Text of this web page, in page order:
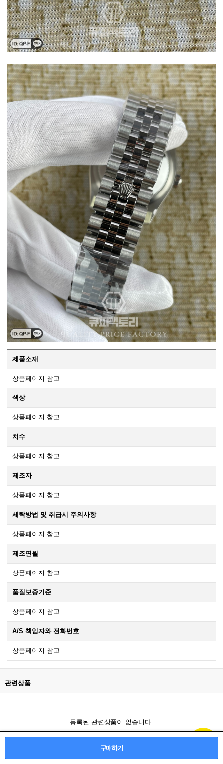
구매하기
제품소재
상품페이지 참고
색상
상품페이지 참고
치수
상품페이지 참고
제조자
상품페이지 참고
세탁방법 및 취급시 주의사항
상품페이지 참고
제조연월
상품페이지 참고
품질보증기준
상품페이지 참고
A/S 책임자와 전화번호
상품페이지 참고
관련상품
등록된 관련상품이 없습니다.